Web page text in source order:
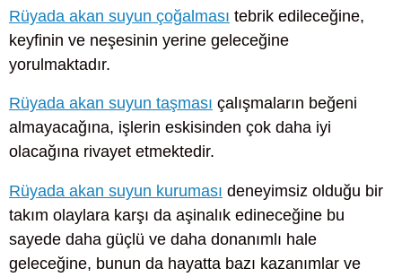
Rüyada akan suyun çoğalması tebrik edileceğine,
keyfinin ve neşesinin yerine geleceğine
yorulmaktadır.
Rüyada akan suyun taşması çalışmaların beğeni
almayacağına, işlerin eskisinden çok daha iyi
olacağına rivayet etmektedir.
Rüyada akan suyun kuruması deneyimsiz olduğu bir
takım olaylara karşı da aşinalık edineceğine bu
sayede daha güçlü ve daha donanımlı hale
geleceğine, bunun da hayatta bazı kazanımlar ve